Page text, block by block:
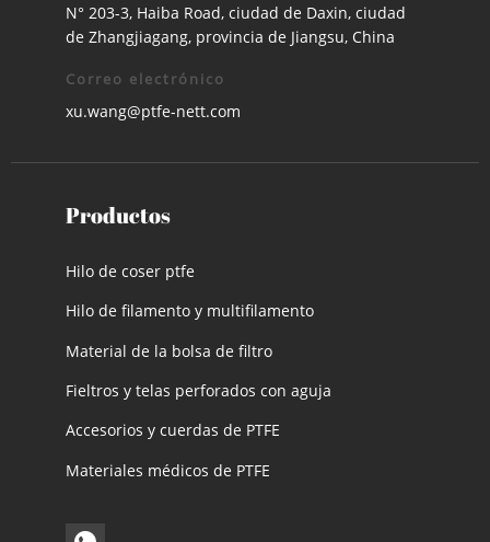
N° 203-3, Haiba Road, ciudad de Daxin, ciudad
de Zhangjiagang, provincia de Jiangsu, China
Correo electrónico
xu.wang@ptfe-nett.com
Productos
Hilo de coser ptfe
Hilo de filamento y multifilamento
Material de la bolsa de filtro
Fieltros y telas perforados con aguja
Accesorios y cuerdas de PTFE
Materiales médicos de PTFE